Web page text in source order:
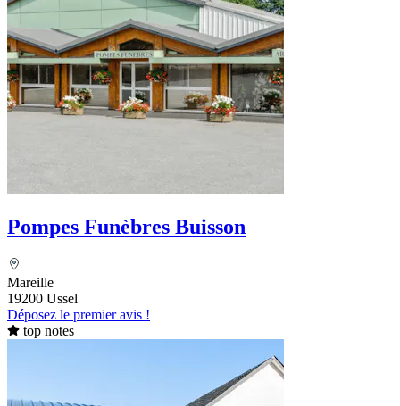
Pompes Funèbres Buisson
Mareille
19200 Ussel
Déposez le premier avis !
top notes